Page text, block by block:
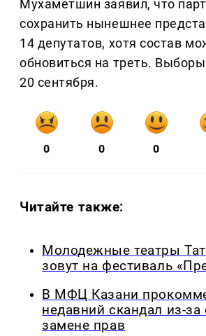
Мухаметшин заявил, что
сохранить нынешнее
14 депутатов, хотя состав
обновиться на треть.
20 сентября.
0 0 0
Читайте также:
Молодежные театры
зовут на фестиваль
В МФЦ Казани
недавний скандал из-за
замене прав